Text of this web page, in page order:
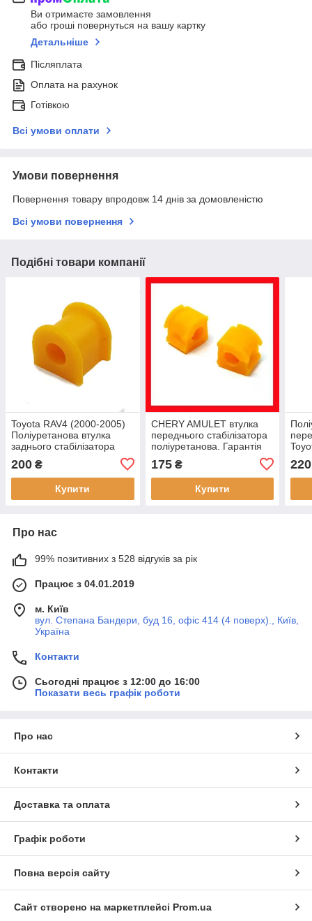
Ви отримаєте замовлення
або гроші повернуться на вашу картку
Детальніше
Післяплата
Оплата на рахунок
Готівкою
Всі умови оплати
Умови повернення
Повернення товару впродовж 14 днів за домовленістю
Всі умови повернення
Подібні товари компанії
Toyota RAV4 (2000-2005)
Поліуретанова втулка
заднього стабілізатора
200 ₴
Купити
CHERY AMULET втулка
переднього стабілізатора
поліуретанова. Гарантія
175₴
Купити
220
Про нас
99% позитивних з 528 відгуків за рік
Працює з 04.01.2019
м. Київ
вул. Степана Бандери, буд 16, офіс 414 (4 поверх)., Київ,
Україна
Контакти
Сьогодні працює з 12:00 до 16:00
Показати весь графік роботи
Про нас
Контакти
Доставка та оплата
Графік роботи
Повна версія сайту
Сайт створено на маркетплейсі Prom.ua